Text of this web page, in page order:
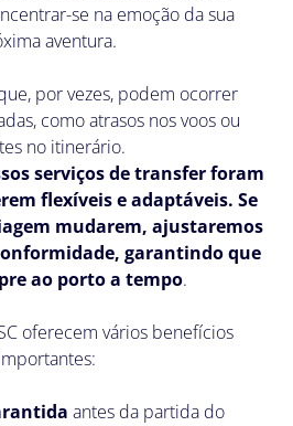
se na emoção da sua
aventura.
por vezes, podem ocorrer
como atrasos nos voos ou
no itinerário.
serviços de transfer foram
flexíveis e adaptáveis. Se
mudarem, ajustaremos
garantindo que
ao porto a tempo.
oferecem vários benefícios
antes da partida do